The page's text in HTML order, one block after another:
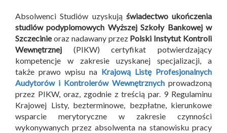
Absolwenci Studiów uzyskują świadectwo ukończenia
studiów podyplomowych Wyższej Szkoły Bankowej w
Szczecinieoraz nadawany przez Polski Instytut Kontroli
Wewnętrznej (PIKW) certyfikat potwierdzający
kompetencje w zakresie uzyskanej specjalizacji, a
także prawo wpisu na Krajową Listę Profesjonalnych
Audytorów i Kontrolerów Wewnętrznych prowadzoną
przez PIKW, oraz, zgodnie z treścią par. 9 Regulaminu
Krajowej Listy, bezterminowe, bezpłatne, kierunkowe
wsparcie merytoryczne w zakresie czynności
wykonywanych przez absolwenta na stanowisku pracy